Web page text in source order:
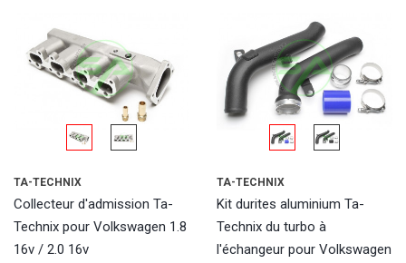
TA-TECHNIX
Collecteur d'admission Ta-
Technix pour Volkswagen 1.8
16v / 2.0 16v
TA-TECHNIX
Kit durites aluminium Ta-
Technix du turbo à
l'échangeur pour Volkswagen